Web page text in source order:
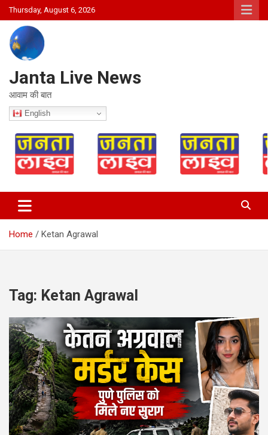
Skip
to
content
Thursday, August 6, 2026
Janta Live News
आवाम की बात
English
Home Ketan Agrawal
Tag: Ketan Agrawal